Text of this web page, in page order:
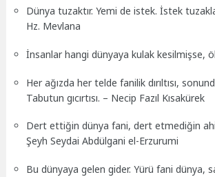
Dünya tuzaktır. Yemi de istek. İstek
Hz. Mevlana
İnsanlar hangi dünyaya kulak kesilmişse,
Her ağızda her telde fanilik dırıltısı,
Tabutun gıcırtısı. – Necip Fazıl Kısakürek
Dert ettiğin dünya fani, dert etmediğin
Şeyh Seydai Abdülgani el-Erzurumi
Bu dünyaya gelen gider. Yürü fani dünya,